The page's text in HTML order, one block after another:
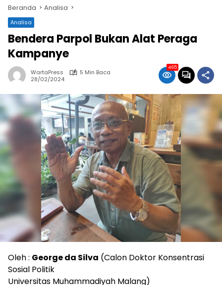
Beranda Analisa
Analisa
Bendera Parpol Bukan Alat Peraga
Kampanye
WartaPress
5 Min Baca
28/02/2024
465
Oleh : George da Silva (Calon Doktor Konsentrasi
Sosial Politik
Universitas Muhammadiyah Malang)